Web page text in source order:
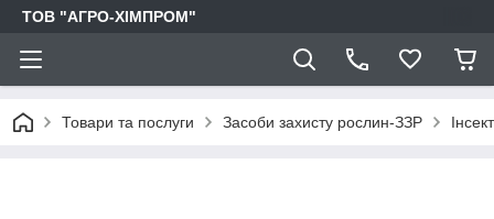
ТОВ "АГРО-ХІМПРОМ"
Товари та послуги Засоби захисту рослин-ЗЗР